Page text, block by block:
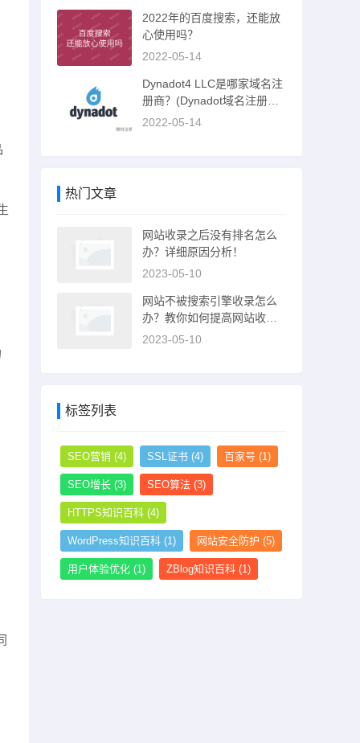
2022年的百度搜索，还能放
心使用吗？
2022-05-14
Dynadot4 LLC是哪家域名注
册商？(Dynadot域名注册商
介绍)
2022-05-14
热门文章
网站收录之后没有排名怎么
办？详细原因分析！
2023-05-10
网站不被搜索引擎收录怎么
办？教你如何提高网站收录
率！
2023-05-10
标签列表
SEO营销 (4) SSL证书 (4) 百家号 (1)
SEO增长 (3) SEO算法 (3)
HTTPS知识百科 (4)
WordPress知识百科 (1) 网站安全防护 (5)
用户体验优化 (1) ZBlog知识百科 (1)